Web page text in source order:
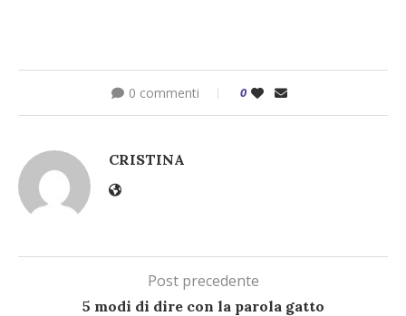
0 commenti 0
CRISTINA
Post precedente
5 modi di dire con la parola gatto